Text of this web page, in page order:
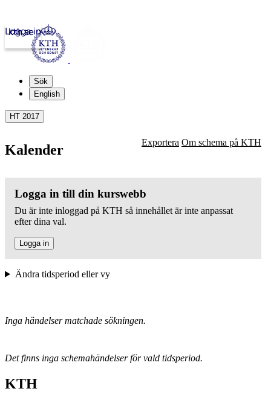
kth.se
Logga in
Sök
English
HT 2017
Kalender Exportera Om schema på KTH
Logga in till din kurswebb
Du är inte inloggad på KTH så innehållet är inte anpassat
efter dina val.
Logga in
Ändra tidsperiod eller vy
Inga händelser matchade sökningen.
Det finns inga schemahändelser för vald tidsperiod.
KTH